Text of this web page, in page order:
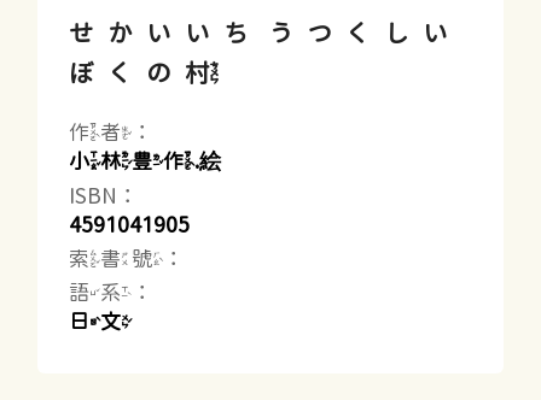
せかいいち うつくしい
ぼくの村
作者：
小林豊作.絵
ISBN：
4591041905
索書號：
語系：
日文